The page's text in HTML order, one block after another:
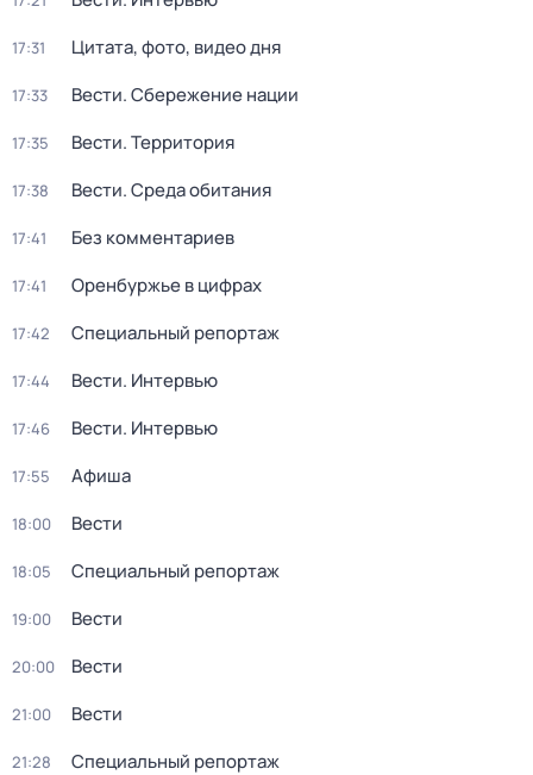
17:31 Цитата, фото, видео дня
17:33 Вести. Сбережение нации
17:35 Вести. Территория
17:38 Вести. Среда обитания
17:41 Без комментариев
17:41 Оренбуржье в цифрах
17:42 Специальный репортаж
17:44 Вести. Интервью
17:46 Вести. Интервью
17:55 Афиша
18:00 Вести
18:05 Специальный репортаж
19:00 Вести
20:00 Вести
21:00 Вести
21:28 Специальный репортаж